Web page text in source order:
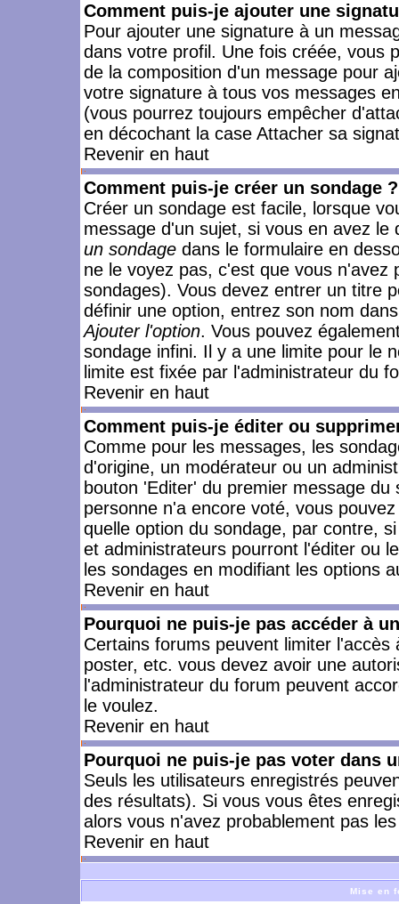
Comment puis-je ajouter une
Pour ajouter une signature à un
dans votre profil. Une fois créée, vous
de la composition d'un message pour
votre signature à tous vos messages
(vous pourrez toujours empêcher
en décochant la case Attacher sa
Revenir en haut
Comment puis-je créer un sondage ?
Créer un sondage est facile, lorsque
message d'un sujet, si vous en avez
un sondage dans le formulaire en
ne le voyez pas, c'est que vous
sondages). Vous devez entrer un titre
définir une option, entrez son nom
Ajouter l'option. Vous pouvez
sondage infini. Il y a une limite pour le
limite est fixée par l'administrateur du
Revenir en haut
Comment puis-je éditer ou
Comme pour les messages, les
d'origine, un modérateur ou un
bouton 'Editer' du premier message
personne n'a encore voté, vous
quelle option du sondage, par contre,
et administrateurs pourront l'éditer ou
les sondages en modifiant les options
Revenir en haut
Pourquoi ne puis-je pas accéder à
Certains forums peuvent limiter
poster, etc. vous devez avoir une
l'administrateur du forum peuvent
le voulez.
Revenir en haut
Pourquoi ne puis-je pas voter dans
Seuls les utilisateurs enregistrés
des résultats). Si vous vous êtes
alors vous n'avez probablement pas
Revenir en haut
Mise en